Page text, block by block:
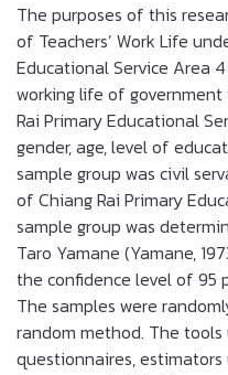
The purposes of this
of Teachers’ Work Life
Educational Service Area
working life of
Rai Primary Educational
gender, age, level of
sample group was civil
of Chiang Rai Primary
sample group was
Taro Yamane (Yamane,
the confidence level of 95
The samples were
random method. The
questionnaires,